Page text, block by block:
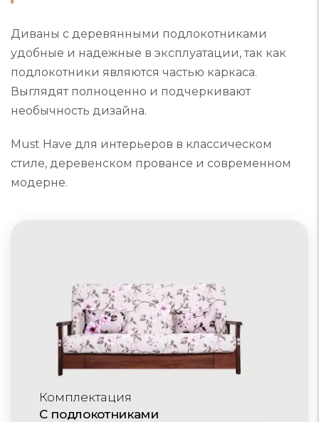
Комплектация
С подлокотниками
Диваны с деревянными подлокотниками
удобные и надежные в эксплуатации, так как
подлокотники являются частью каркаса.
Выглядят полноценно и подчеркивают
необычность дизайна.
Must Have для интерьеров в классическом
стиле, деревенском провансе и современном
модерне.